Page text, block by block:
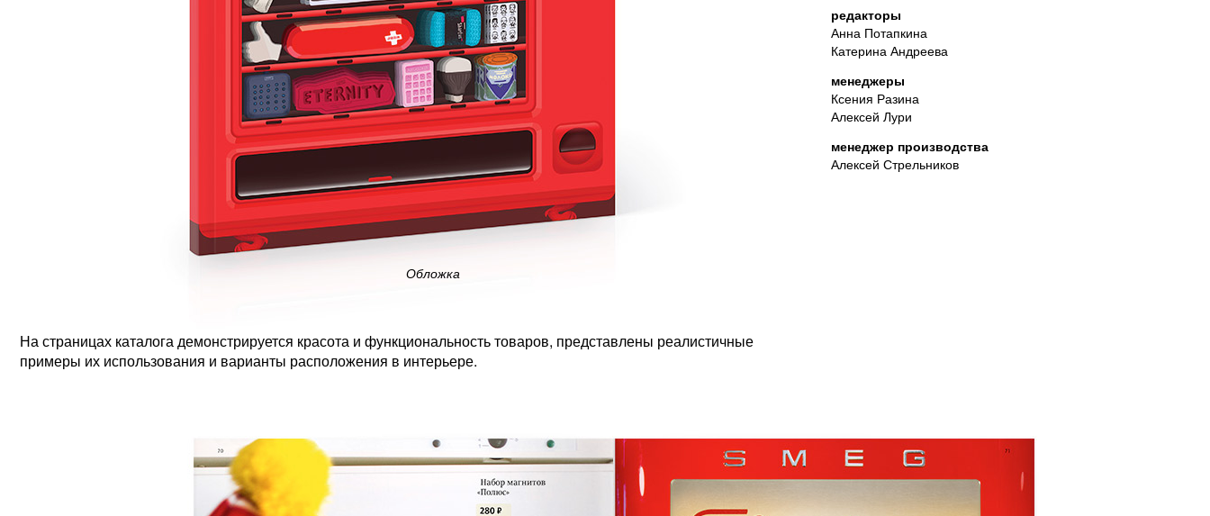
Обложка
На страницах каталога демонстрируется красота и функциональность товаров, представлены реалистичные
примеры их использования и варианты расположения в интерьере.
редакторы
Анна Потапкина
Катерина Андреева
менеджеры
Ксения Разина
Алексей Лури
менеджер производства
Алексей Стрельников